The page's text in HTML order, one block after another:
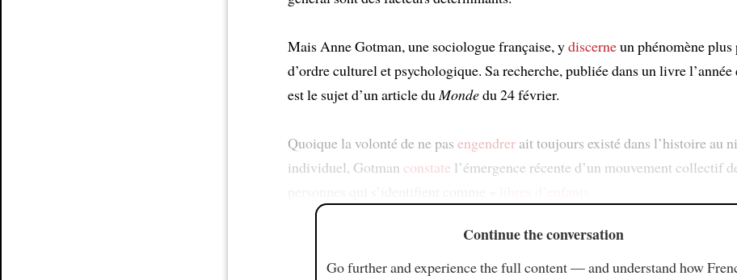
Mais Anne Gotman, une sociologue française, ydiscerneun phénomène plus
d’ordre culturel et psychologique. Sa recherche, publiée dans un livre l’année
est le sujet d’un article du Mondedu 24 février.
Quoique la volonté de ne pas engendrer ait toujours existé dans l’histoire au
individuel, Gotman constate l’émergence récente d’un mouvement collectif
Continue the conversation
Go further and experience the full content — and understand how